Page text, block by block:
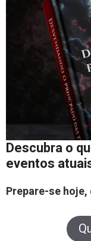
Descubra o
eventos
Prepare-se